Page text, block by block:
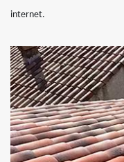
internet.